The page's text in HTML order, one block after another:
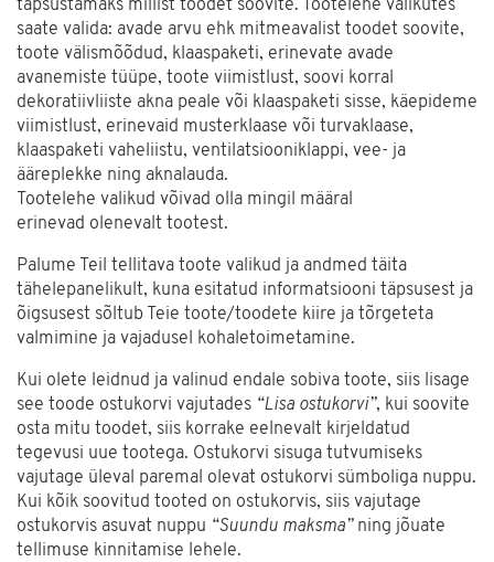
saate valida: avade arvu ehk mitmeavalist toodet soovite,
toote välismõõdud, klaaspaketi, erinevate avade
avanemiste tüüpe, toote viimistlust, soovi korral
dekoratiivliiste akna peale või klaaspaketi sisse, käepideme
viimistlust, erinevaid musterklaase või turvaklaase,
klaaspaketi vaheliistu, ventilatsiooniklappi, vee- ja
ääreplekke ning aknalauda.
Tootelehe valikud võivad olla mingil määral
erinevad olenevalt tootest.
Palume Teil tellitava toote valikud ja andmed täita
tähelepanelikult, kuna esitatud informatsiooni täpsusest ja
õigsusest sõltub Teie toote/toodete kiire ja tõrgeteta
valmimine ja vajadusel kohaletoimetamine.
Kui olete leidnud ja valinud endale sobiva toote, siis lisage
see toode ostukorvi vajutades “Lisa ostukorvi”, kui soovite
osta mitu toodet, siis korrake eelnevalt kirjeldatud
tegevusi uue tootega. Ostukorvi sisuga tutvumiseks
vajutage üleval paremal olevat ostukorvi sümboliga nuppu.
Kui kõik soovitud tooted on ostukorvis, siis vajutage
ostukorvis asuvat nuppu “Suundu maksma”ning jõuate
tellimuse kinnitamise lehele.